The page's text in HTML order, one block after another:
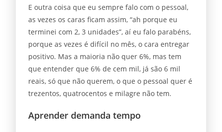
E outra coisa que eu sempre falo com o pessoal,
as vezes os caras ficam assim, “ah porque eu
terminei com 2, 3 unidades”, aí eu falo parabéns,
porque as vezes é difícil no mês, o cara entregar
positivo. Mas a maioria não quer 6%, mas tem
que entender que 6% de cem mil, já são 6 mil
reais, só que não querem, o que o pessoal quer é
trezentos, quatrocentos e milagre não tem.
Aprender demanda tempo